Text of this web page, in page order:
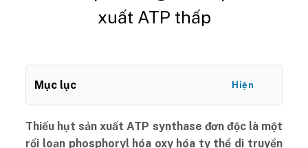
xuất ATP thấp
Mục lục Hiện
Thiếu hụt sản xuất ATP synthase đơn độc là một
rối loạn phosphoryl hóa oxy hóa ty thể di truyền